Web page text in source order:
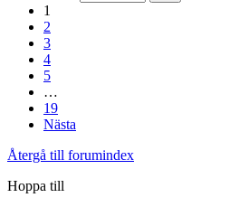
1
2
3
4
5
…
19
Nästa
Återgå till forumindex
Hoppa till